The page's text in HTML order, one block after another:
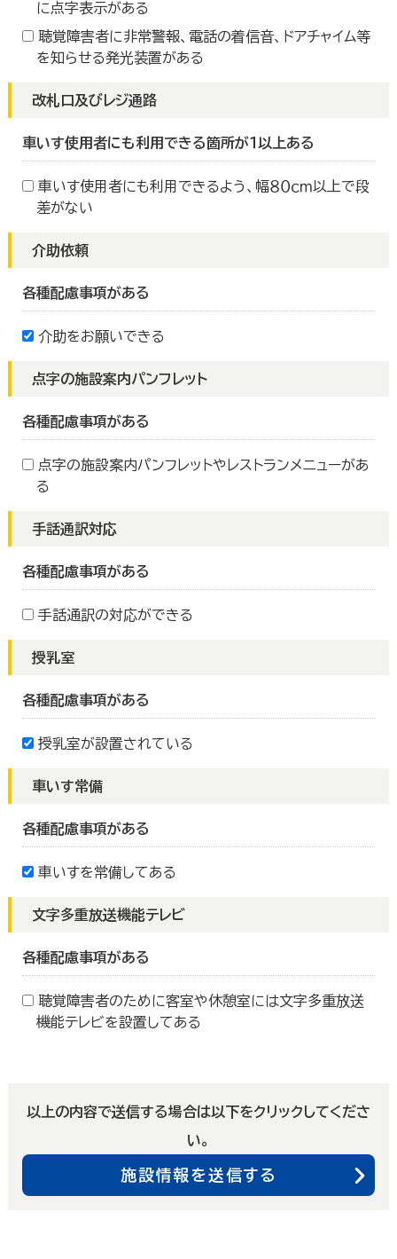
に点字表示がある
聴覚障害者に非常警報、電話の着信音、ドアチャイム等
を知らせる発光装置がある
改札口及びレジ通路
車いす使用者にも利用できる箇所が１以上ある
車いす使用者にも利用できるよう、幅８０ｃｍ以上で段
差がない
介助依頼
各種配慮事項がある
介助をお願いできる
点字の施設案内パンフレット
各種配慮事項がある
点字の施設案内パンフレットやレストランメニューがあ
る
手話通訳対応
各種配慮事項がある
手話通訳の対応ができる
授乳室
各種配慮事項がある
授乳室が設置されている
車いす常備
各種配慮事項がある
車いすを常備してある
文字多重放送機能テレビ
各種配慮事項がある
聴覚障害者のために客室や休憩室には文字多重放送
機能テレビを設置してある
以上の内容で送信する場合は以下をクリックしてくださ
い。
施設情報を送信する